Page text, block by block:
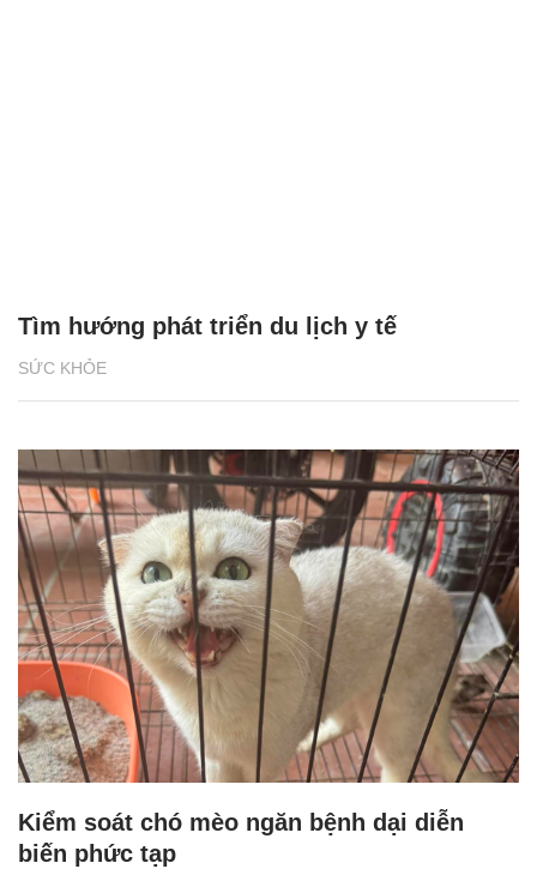
SỨC KHỎE
Tìm hướng phát triển du lịch y tế
Kiểm soát chó mèo ngăn bệnh dại diễn
biến phức tạp